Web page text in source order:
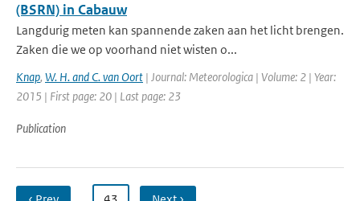
(BSRN) in Cabauw
Langdurig meten kan spannende zaken aan het licht brengen.
Zaken die we op voorhand niet wisten o...
Knap, W. H. and C. van Oort | Journal: Meteorologica | Volume: 2 | Year:
2015 | First page: 20 | Last page: 23
Publication